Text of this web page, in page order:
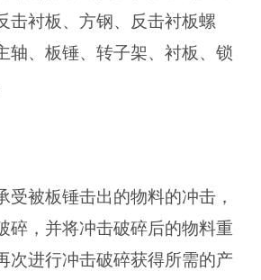
击衬板、方钢、反击衬板螺
轴、板锤、转子架、衬板、锁
受被板锤击出的物料的冲击，
碎，并将冲击破碎后的物料重
次进行冲击破碎获得所需的产